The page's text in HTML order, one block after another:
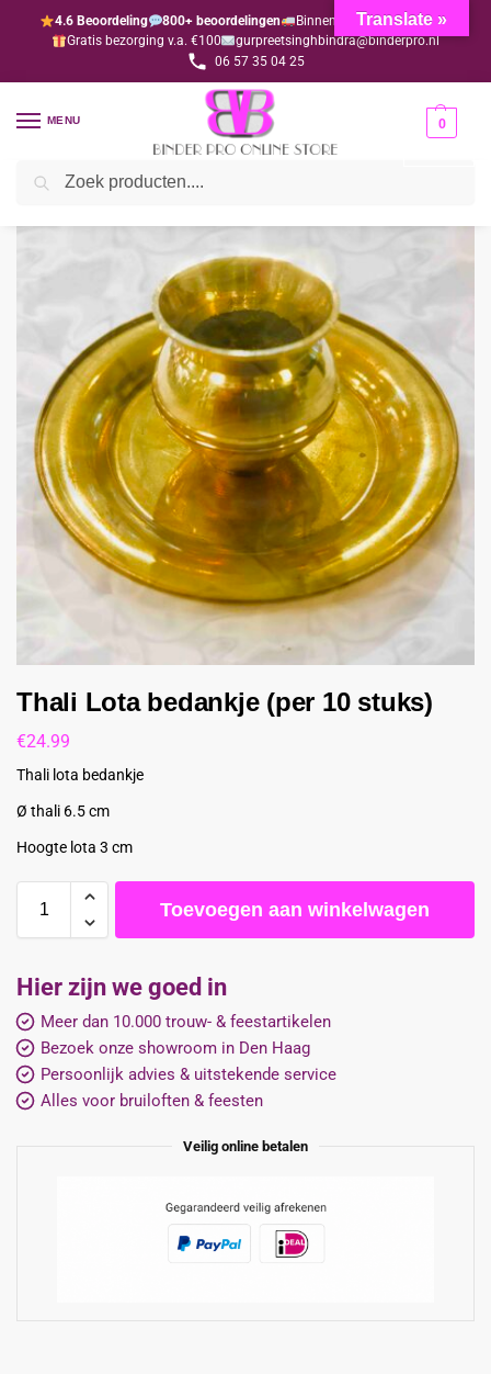
4.6 Beoordeling 800+ beoordelingen
Binnen 1-3 dagen geleverd
Gratis bezorging v.a. €100
gurpreetsinghbindra@binderpro.nl
06 57 35 04 25
MENU 0
Home Diwali / Alle spullen
Thali Lota bedankje (per 10 stuks)
€24.99
Thali lota bedankje
Ø thali 6.5 cm
Hoogte lota 3 cm
Toevoegen aan winkelwagen
Hier zijn we goed in
Meer dan 10.000 trouw- & feestartikelen
Bezoek onze showroom in Den Haag
Persoonlijk advies & uitstekende service
Alles voor bruiloften & feesten
Veilig online betalen
Translate »